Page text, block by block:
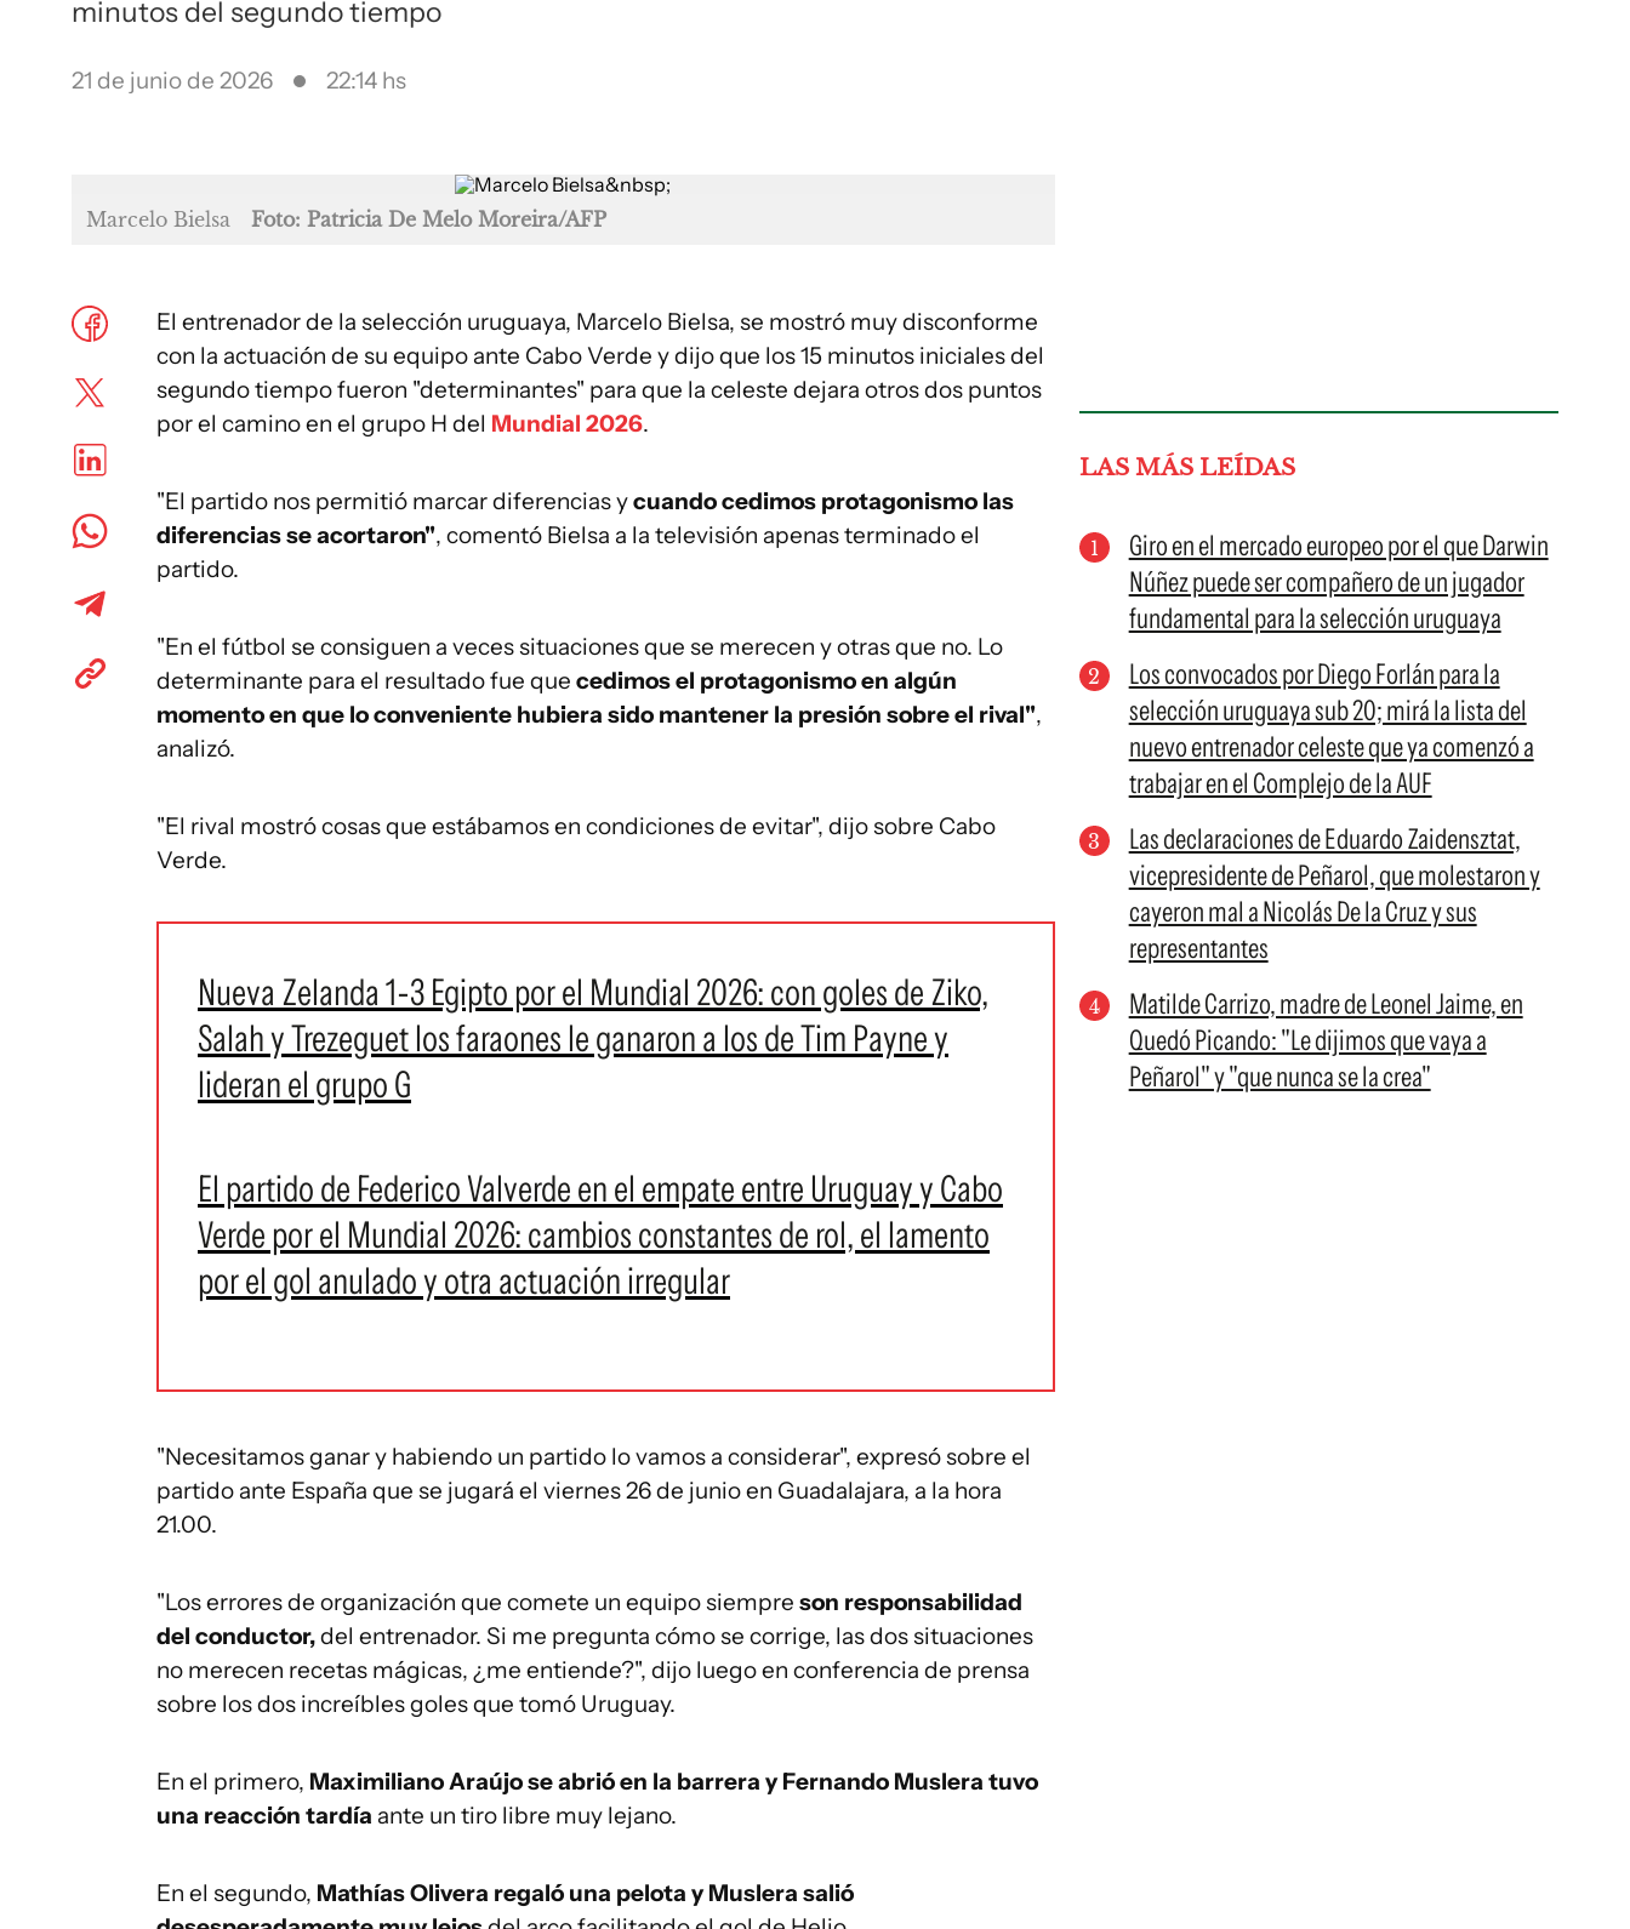
minutos del segundo tiempo
21 de junio de 2026 22:14 hs
Marcelo Bielsa Foto: Patricia De Melo Moreira/AFP
El entrenador de la selección uruguaya, Marcelo Bielsa, se mostró muy disconforme
con la actuación de su equipo ante Cabo Verde y dijo que los 15 minutos iniciales del
segundo tiempo fueron "determinantes" para que la celeste dejara otros dos puntos
por el camino en el grupo H del Mundial 2026.
"El partido nos permitió marcar diferencias ycuando cedimos protagonismo las
diferencias se acortaron", comentó Bielsa a la televisión apenas terminado el
partido.
"En el fútbol se consiguen a veces situaciones que se merecen y otras que no. Lo
determinante para el resultado fue que cedimos el protagonismo en algún
momento en que lo conveniente hubiera sido mantener la presión sobre el rival",
analizó.
"El rival mostró cosas que estábamos en condiciones de evitar", dijo sobre Cabo
Verde.
Nueva Zelanda 1-3 Egipto por el Mundial 2026: con goles de Ziko,
Salah y Trezeguet los faraones le ganaron a los de Tim Payne y
lideran el grupo G
El partido de Federico Valverde en el empate entre Uruguay y Cabo
Verde por el Mundial 2026: cambios constantes de rol, el lamento
por el gol anulado y otra actuación irregular
"Necesitamos ganar y habiendo un partido lo vamos a considerar", expresó sobre el
partido ante España que se jugará el viernes 26 de junio en Guadalajara, a la hora
21.00.
"Los errores de organización que comete un equipo siempre son responsabilidad
del conductor,del entrenador. Si me pregunta cómo se corrige, las dos situaciones
no merecen recetas mágicas, ¿me entiende?", dijo luego en conferencia de prensa
sobre los dos increíbles goles que tomó Uruguay.
En el primero, Maximiliano Araújo se abrió en la barrera y Fernando Muslera tuvo
una reacción tardía ante un tiro libre muy lejano.
En el segundo, Mathías Olivera regaló una pelota y Muslera salió
LAS MÁS LEÍDAS
Giro en el mercado europeo por el que Darwin
Núñez puede ser compañero de un jugador
fundamental para la selección uruguaya
Los convocados por Diego Forlán para la
selección uruguaya sub 20; mirá la lista del
nuevo entrenador celeste que ya comenzó a
trabajar en el Complejo de la AUF
Las declaraciones de Eduardo Zaidensztat,
vicepresidente de Peñarol, que molestaron y
cayeron mal a Nicolás De la Cruz y sus
representantes
Matilde Carrizo, madre de Leonel Jaime, en
Quedó Picando: "Le dijimos que vaya a
Peñarol" y "que nunca se la crea"